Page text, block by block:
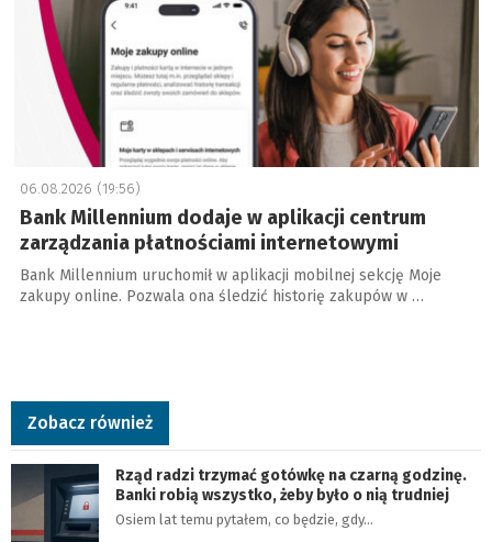
06.08.2026 (19:56)
Bank Millennium dodaje w aplikacji centrum
zarządzania płatnościami internetowymi
Bank Millennium uruchomił w aplikacji mobilnej sekcję Moje
zakupy online. Pozwala ona śledzić historię zakupów w …
Zobacz również
Rząd radzi trzymać gotówkę na czarną godzinę.
Banki robią wszystko, żeby było o nią trudniej
Osiem lat temu pytałem, co będzie, gdy…